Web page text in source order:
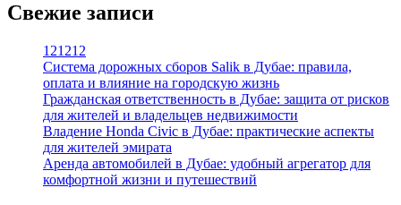
Свежие записи
121212
Система дорожных сборов Salik в Дубае: правила,
оплата и влияние на городскую жизнь
Гражданская ответственность в Дубае: защита от рисков
для жителей и владельцев недвижимости
Владение Honda Civic в Дубае: практические аспекты
для жителей эмирата
Аренда автомобилей в Дубае: удобный агрегатор для
комфортной жизни и путешествий